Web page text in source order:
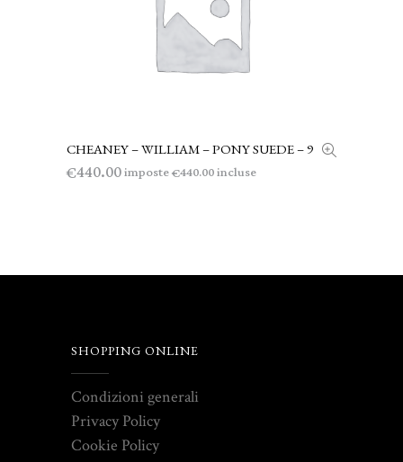
AGGIUNGI AL CARRELLO
CHEANEY – WILLIAM – PONY SUEDE – 9
€440.00imposte€440.00incluse
SHOPPING ONLINE
Condizioni generali
Privacy Policy
Cookie Policy